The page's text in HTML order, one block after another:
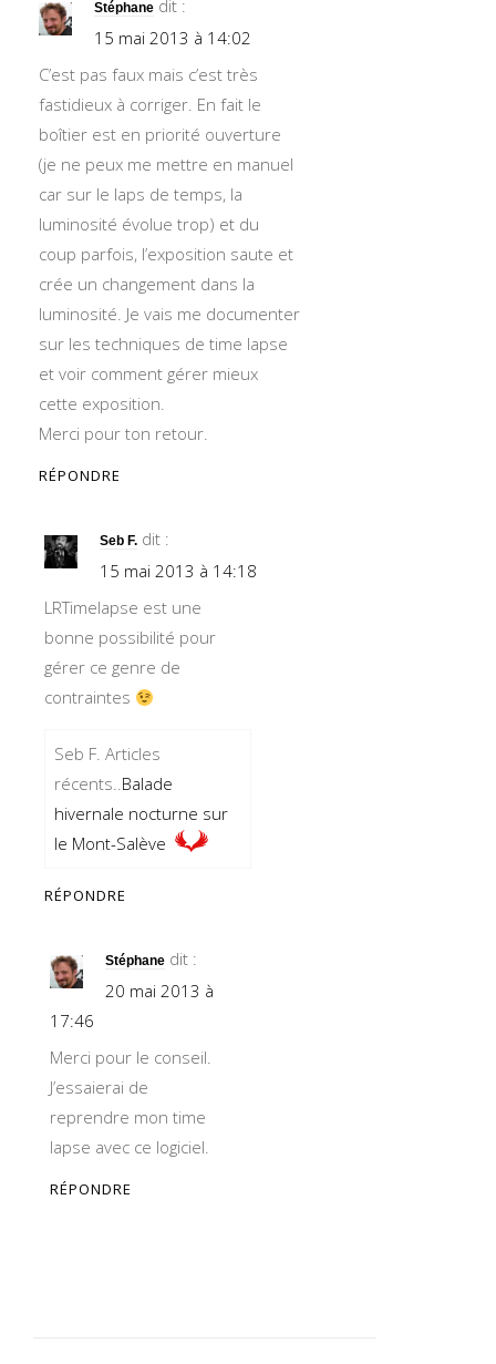
Stéphane dit :
15 mai 2013 à 14:02
C’est pas faux mais c’est très
fastidieux à corriger. En fait le
boîtier est en priorité ouverture
(je ne peux me mettre en manuel
car sur le laps de temps, la
luminosité évolue trop) et du
coup parfois, l’exposition saute et
crée un changement dans la
luminosité. Je vais me documenter
sur les techniques de time lapse
et voir comment gérer mieux
cette exposition.
Merci pour ton retour.
RÉPONDRE
Seb F. dit :
15 mai 2013 à 14:18
LRTimelapse est une
bonne possibilité pour
gérer ce genre de
contraintes
Seb F. Articles
récents..Balade
hivernale nocturne sur
le Mont-Salève
RÉPONDRE
Stéphane dit :
20 mai 2013 à
17:46
Merci pour le conseil.
J’essaierai de
reprendre mon time
lapse avec ce logiciel.
RÉPONDRE